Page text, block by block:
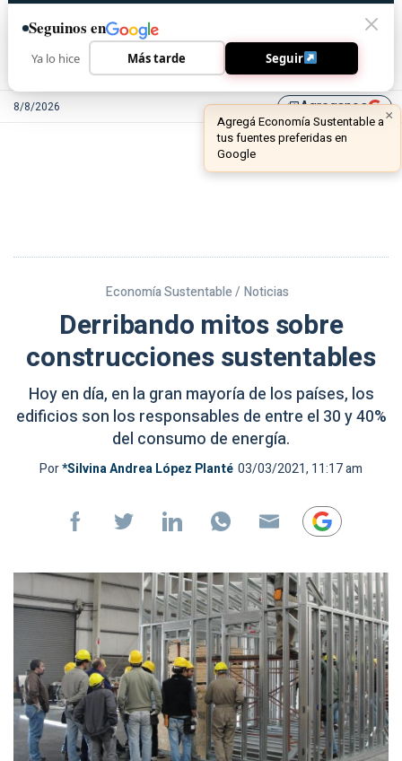
8/8/2026 library_addAgreganos
Economía Sustentable / Noticias
Derribando mitos sobre
construcciones sustentables
Hoy en día, en la gran mayoría de los países, los
edificios son los responsables de entre el 30 y 40%
del consumo de energía.
Por*Silvina Andrea López Planté 03/03/2021, 11:17 am
Seguinos en
Ya lo hice Más tarde Seguir